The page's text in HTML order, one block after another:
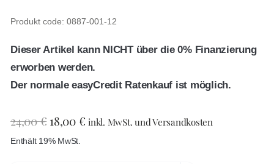
Produkt code: 0887-001-12
Dieser Artikel kann NICHT über die 0% Finanzierung
erworben werden.
Der normale easyCredit Ratenkauf ist möglich.
24,00€ 18,00€ inkl. MwSt. und Versandkosten
Enthält 19% MwSt.